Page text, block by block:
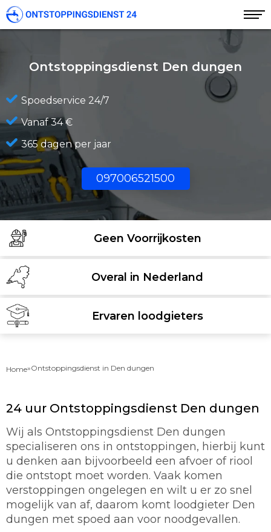
Ontstoppingsdienst Den dungen
Spoedservice 24/7
Vanaf 34 €
365 dagen per jaar
097006521500
Geen Voorrijkosten
Overal in Nederland
Ervaren loodgieters
Home»Ontstoppingsdienst in Den dungen
24 uur Ontstoppingsdienst Den dungen
Wij als Ontstoppingsdienst Den dungen
specialiseren ons in ontstoppingen, hierbij kunt
u denken aan bijvoorbeeld een afvoer of riool
die ontstopt moet worden. Vaak komen
verstoppingen ongelegen en wilt u er zo snel
mogelijk van af, daarom komt loodgieter Den
dungen met spoed aan voor noodgevallen.